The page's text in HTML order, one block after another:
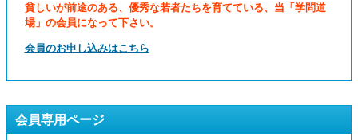
貧しいが前途のある、優秀な若者たちを育てている、当「学問道
場」の会員になって下さい。
会員のお申し込みはこちら
会員専用ページ